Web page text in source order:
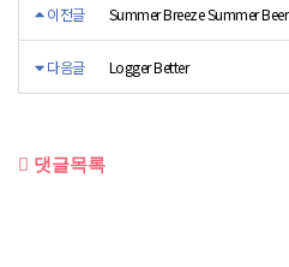
이전글 Summer Breeze Summer Beer
다음글 Logger Better
댓글목록